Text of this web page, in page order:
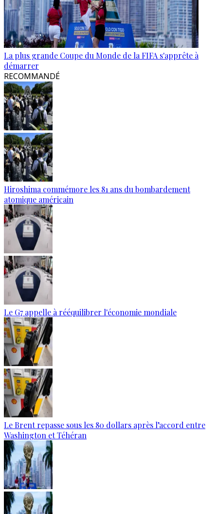
La plus grande Coupe du Monde de la FIFA s'apprête à
démarrer
RECOMMANDÉ
Hiroshima commémore les 81 ans du bombardement
atomique américain
Le G7 appelle à rééquilibrer l'économie mondiale
Le Brent repasse sous les 80 dollars après l’accord entre
Washington et Téhéran